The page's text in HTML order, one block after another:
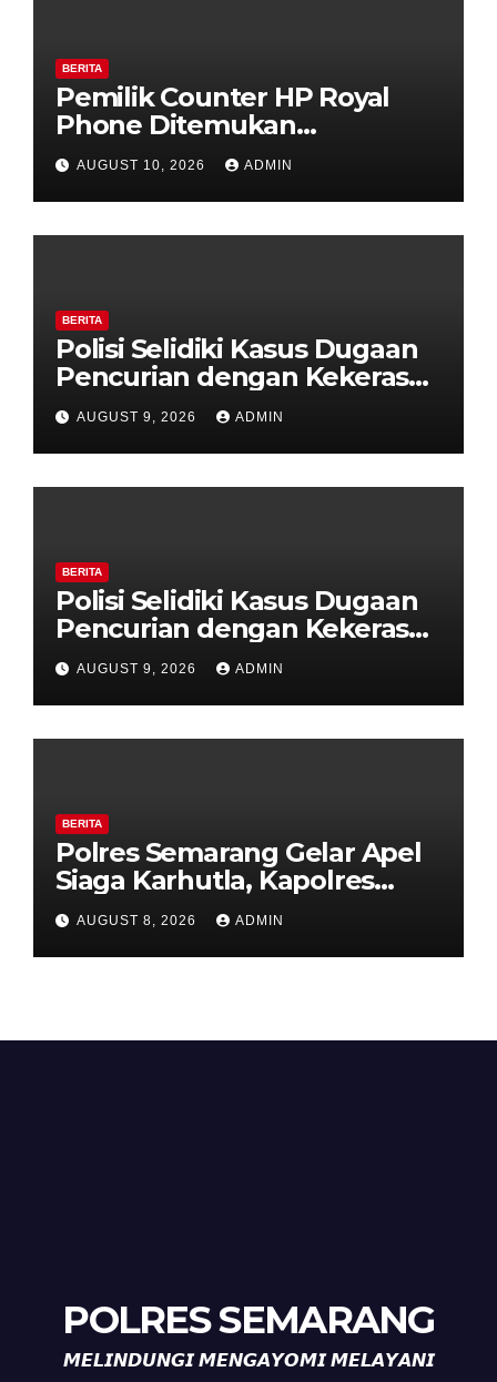
BERITA
Pemilik Counter HP Royal
Phone Ditemukan
Meninggal di Dalam Mobil di
Grobogan, Polisi Dalami
Keterkaitan dengan Kasus
Pencurian.
AUGUST 10, 2026 ADMIN
BERITA
Polisi Selidiki Kasus Dugaan
Pencurian dengan Kekerasan
di Counter HP Royal Phone
Ambarawa.
AUGUST 9, 2026 ADMIN
BERITA
Polisi Selidiki Kasus Dugaan
Pencurian dengan Kekerasan
di Counter HP Royal Phone
Ambarawa.
AUGUST 9, 2026 ADMIN
BERITA
Polres Semarang Gelar Apel
Siaga Karhutla, Kapolres
Tekankan Sinergi dan
Kesiapsiagaan Hadapi Musim
Kemarau.
AUGUST 8, 2026 ADMIN
POLRES SEMARANG
𝙈𝙀𝙇𝙄𝙉𝘿𝙐𝙉𝙂𝙄 𝙈𝙀𝙉𝙂𝘼𝙔𝙊𝙈𝙄 𝙈𝙀𝙇𝘼𝙔𝘼𝙉𝙄